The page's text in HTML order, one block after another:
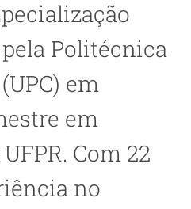
Politécnica
em
em
Com 22
no